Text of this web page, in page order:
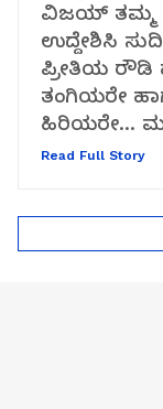
ವಿಜಯ್ ತಮ್ಮ
ಉದ್ದೇಶಿಸಿ
ಪ್ರೀತಿಯ ರೌಡಿ
ತಂಗಿಯರೇ
ಹಿರಿಯರೇ...
Read Full Story